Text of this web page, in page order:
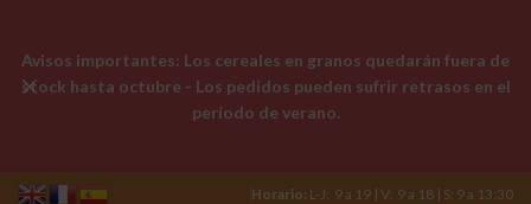
Horario: L-J: 9 a 19 | V: 9 a 18 | S: 9 a 13:30
Avisos importantes: Los cereales en granos quedarán fuera de
stock hasta octubre - Los pedidos pueden sufrir retrasos en el
período de verano.